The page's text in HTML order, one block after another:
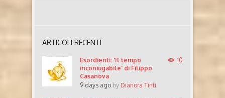
ARTICOLI RECENTI
Esordienti: 'Il tempo
inconiugabile' di Filippo
Casanova
9 days ago by Dianora Tinti
10